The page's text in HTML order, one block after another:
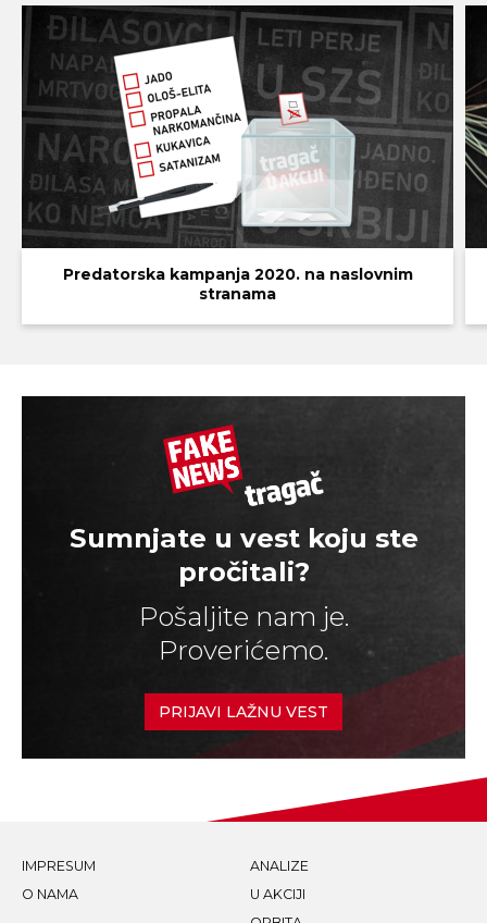
Predatorska kampanja 2020. na naslovnim
stranama
Sumnjate u vest koju ste
pročitali?
Pošaljite nam je.
Proverićemo.
PRIJAVI LAŽNU VEST
IMPRESUM
O NAMA
ANALIZE
U AKCIJI